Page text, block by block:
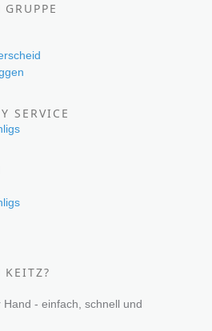
SERVICE
KEITZ?
Hand - einfach, schnell und